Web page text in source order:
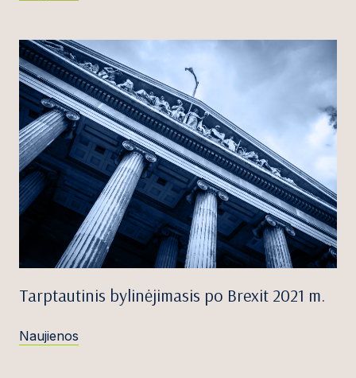
Tarptautinis bylinėjimasis po Brexit 2021 m.
Naujienos